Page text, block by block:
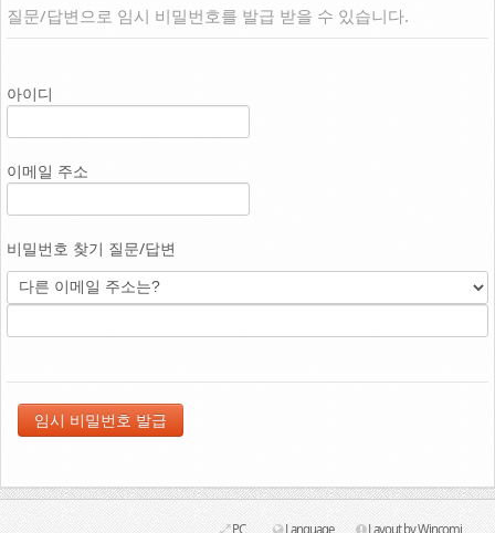
질문/답변으로 임시 비밀번호를 발급 받을 수 있습니다.
아이디
이메일 주소
비밀번호 찾기 질문/답변
PC Language Layout by Wincomi